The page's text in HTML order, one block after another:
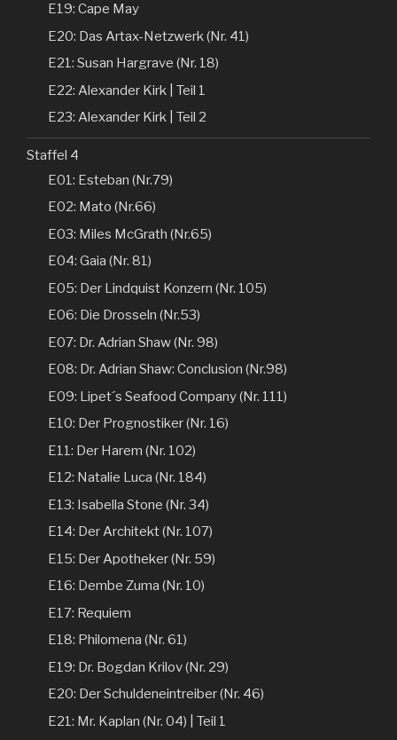
E19: Cape May
E20: Das Artax-Netzwerk (Nr. 41)
E21: Susan Hargrave (Nr. 18)
E22: Alexander Kirk | Teil 1
E23: Alexander Kirk | Teil 2
Staffel 4
E01: Esteban (Nr.79)
E02: Mato (Nr.66)
E03: Miles McGrath (Nr.65)
E04: Gaia (Nr. 81)
E05: Der Lindquist Konzern (Nr. 105)
E06: Die Drosseln (Nr.53)
E07: Dr. Adrian Shaw (Nr. 98)
E08: Dr. Adrian Shaw: Conclusion (Nr.98)
E09: Lipet´s Seafood Company (Nr. 111)
E10: Der Prognostiker (Nr. 16)
E11: Der Harem (Nr. 102)
E12: Natalie Luca (Nr. 184)
E13: Isabella Stone (Nr. 34)
E14: Der Architekt (Nr. 107)
E15: Der Apotheker (Nr. 59)
E16: Dembe Zuma (Nr. 10)
E17: Requiem
E18: Philomena (Nr. 61)
E19: Dr. Bogdan Krilov (Nr. 29)
E20: Der Schuldeneintreiber (Nr. 46)
E21: Mr. Kaplan (Nr. 04) | Teil 1